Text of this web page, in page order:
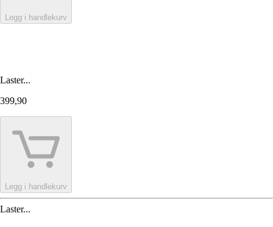
Legg i handlekurv
Laster...
399,90
Legg i handlekurv
Laster...